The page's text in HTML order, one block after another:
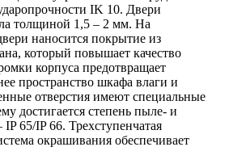
IK 10. Двери
толщиной 1,5 – 2 мм. На
наносится покрытие из
который повышает качество
корпуса предотвращает
пространство шкафа влаги и
отверстия имеют специальные
достигается степень пыле- и
65/IP 66. Трехступенчатая
окрашивания обеспечивает